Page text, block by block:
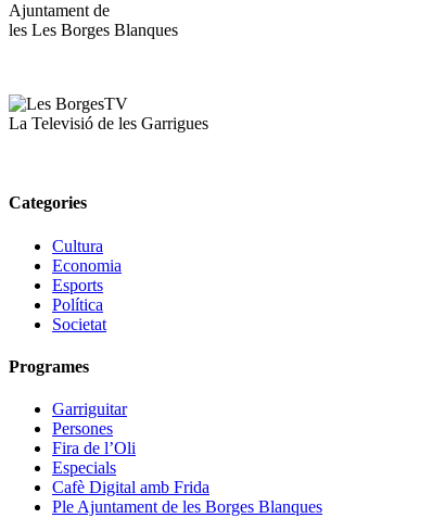
Ajuntament de
les Les Borges Blanques
La Televisió de les Garrigues
Categories
Cultura
Economia
Esports
Política
Societat
Programes
Garriguitar
Persones
Fira de l’Oli
Especials
Cafè Digital amb Frida
Ple Ajuntament de les Borges Blanques